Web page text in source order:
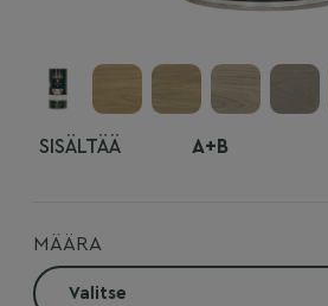
SISÄLTÄÄ A+B
MÄÄRA